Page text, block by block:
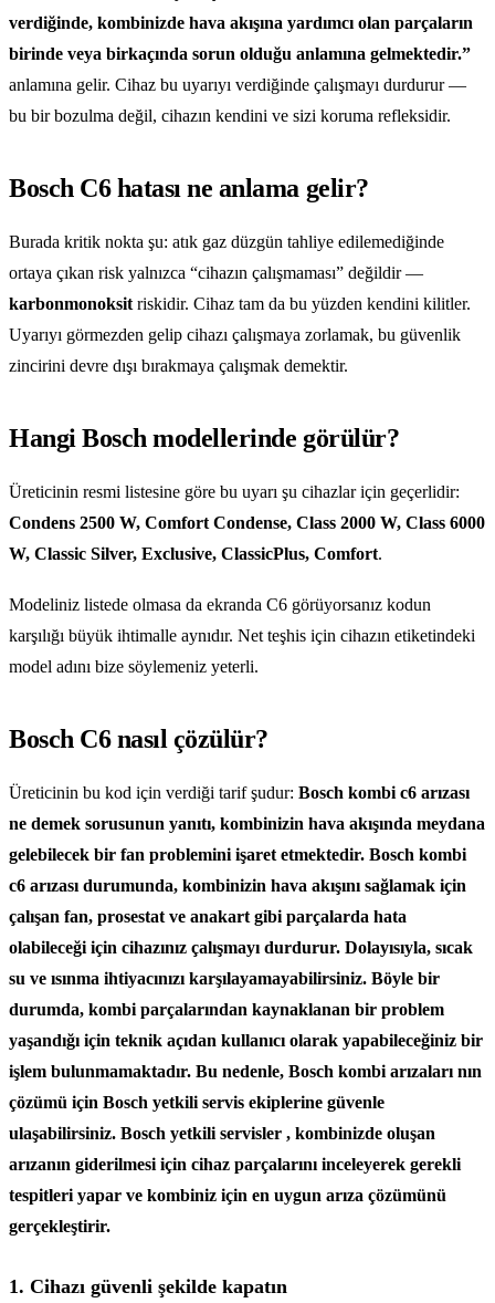
verdiğinde, kombinizde hava akışına yardımcı olan parçaların
birinde veya birkaçında sorun olduğu anlamına gelmektedir.”
anlamına gelir. Cihaz bu uyarıyı verdiğinde çalışmayı durdurur —
bu bir bozulma değil, cihazın kendini ve sizi koruma refleksidir.
Bosch C6 hatası ne anlama gelir?
Burada kritik nokta şu: atık gaz düzgün tahliye edilemediğinde
ortaya çıkan risk yalnızca “cihazın çalışmaması” değildir —
karbonmonoksit riskidir. Cihaz tam da bu yüzden kendini kilitler.
Uyarıyı görmezden gelip cihazı çalışmaya zorlamak, bu güvenlik
zincirini devre dışı bırakmaya çalışmak demektir.
Hangi Bosch modellerinde görülür?
Üreticinin resmi listesine göre bu uyarı şu cihazlar için geçerlidir:
Condens 2500 W, Comfort Condense, Class 2000 W, Class 6000
W, Classic Silver, Exclusive, ClassicPlus, Comfort.
Modeliniz listede olmasa da ekranda C6 görüyorsanız kodun
karşılığı büyük ihtimalle aynıdır. Net teşhis için cihazın etiketindeki
model adını bize söylemeniz yeterli.
Bosch C6 nasıl çözülür?
Üreticinin bu kod için verdiği tarif şudur: Bosch kombi c6 arızası
ne demek sorusunun yanıtı, kombinizin hava akışında meydana
gelebilecek bir fan problemini işaret etmektedir. Bosch kombi
c6 arızası durumunda, kombinizin hava akışını sağlamak için
çalışan fan, prosestat ve anakart gibi parçalarda hata
olabileceği için cihazınız çalışmayı durdurur. Dolayısıyla, sıcak
su ve ısınma ihtiyacınızı karşılayamayabilirsiniz. Böyle bir
durumda, kombi parçalarından kaynaklanan bir problem
yaşandığı için teknik açıdan kullanıcı olarak yapabileceğiniz bir
işlem bulunmamaktadır. Bu nedenle, Bosch kombi arızaları nın
çözümü için Bosch yetkili servis ekiplerine güvenle
ulaşabilirsiniz. Bosch yetkili servisler , kombinizde oluşan
arızanın giderilmesi için cihaz parçalarını inceleyerek gerekli
tespitleri yapar ve kombiniz için en uygun arıza çözümünü
gerçekleştirir.
1. Cihazı güvenli şekilde kapatın